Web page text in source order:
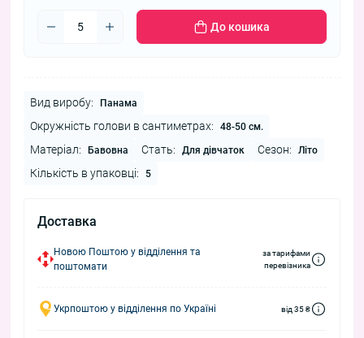
До кошика
Вид виробу: Панама
Окружність голови в сантиметрах: 48-50 см.
Матеріал: Бавовна Стать: Для дівчаток Сезон: Літо
Кількість в упаковці: 5
Доставка
Новою Поштою у відділення та
поштомати
за тарифами
перевізника
Укрпоштою у відділення по Україні від 35 ₴